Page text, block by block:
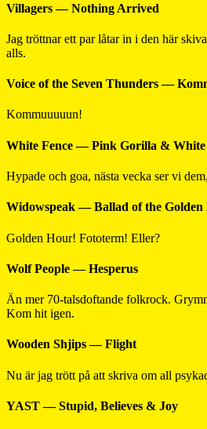
Villagers — Nothing Arrived
Jag tröttnar ett par låtar in i den här
alls.
Voice of the Seven Thunders —
Kommuuuuun!
White Fence — Pink Gorilla &
Hypade och goa, nästa vecka ser vi
Widowspeak — Ballad of the Golden
Golden Hour! Fototerm! Eller?
Wolf People — Hesperus
Än mer 70-talsdoftande folkrock.
Kom hit igen.
Wooden Shjips — Flight
Nu är jag trött på att skriva om all
YAST — Stupid, Believes & Joy